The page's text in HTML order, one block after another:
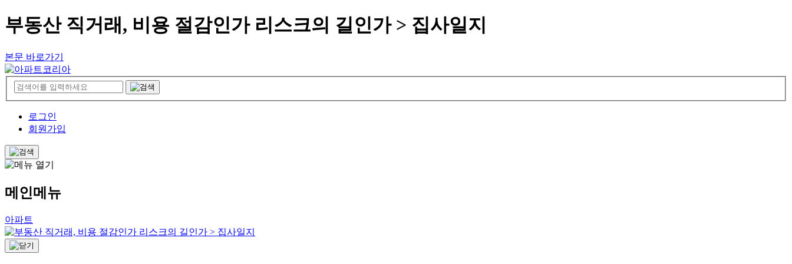
부동산 직거래, 비용 절감인가 리스크의 길인가 > 집사일지
본문 바로가기
로그인
회원가입
메인메뉴
아파트